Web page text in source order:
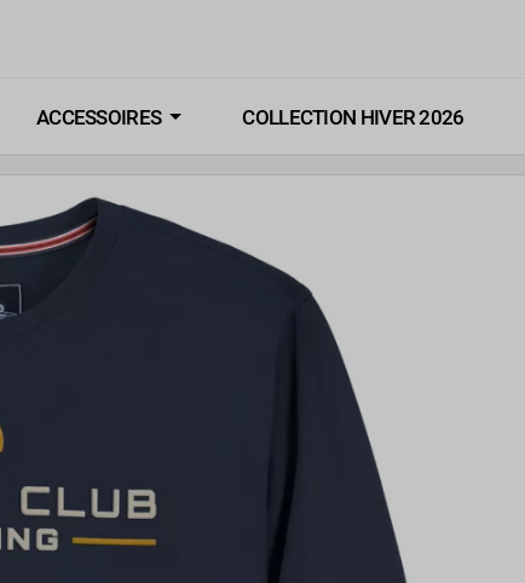
ACCESSOIRES COLLECTION HIVER 2026